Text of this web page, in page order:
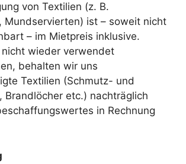
von Textilien (z. B.
Mundservierten) ist – soweit nicht
– im Mietpreis inklusive.
wieder verwendet
behalten wir uns
Textilien (Schmutz- und
Brandlöcher etc.) nachträglich
in Rechnung